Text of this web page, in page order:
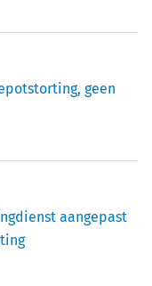
geen
aangepast